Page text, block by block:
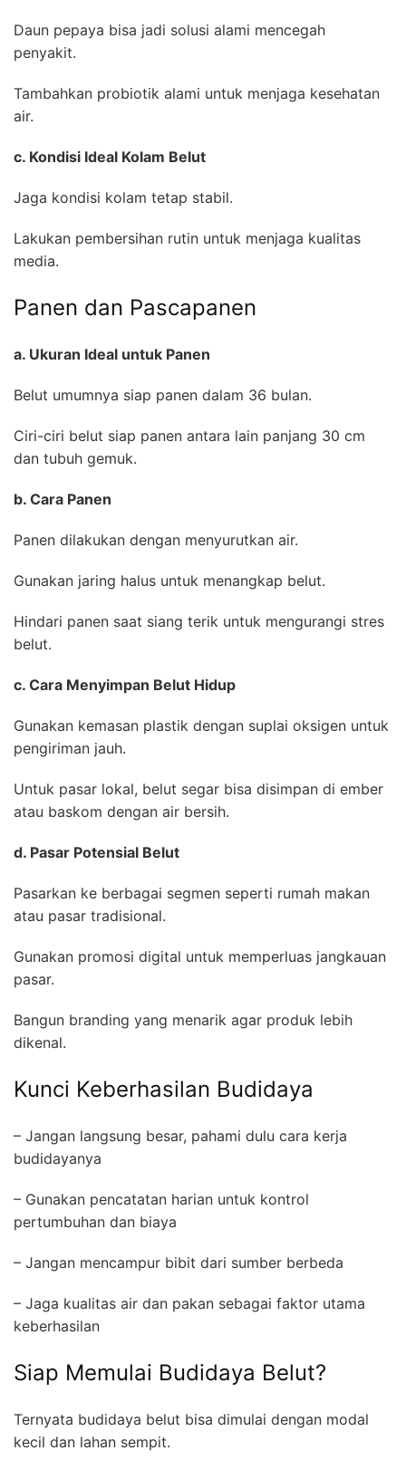
Daun pepaya bisa jadi solusi alami mencegah
penyakit.
Tambahkan probiotik alami untuk menjaga kesehatan
air.
c. Kondisi Ideal Kolam Belut
Jaga kondisi kolam tetap stabil.
Lakukan pembersihan rutin untuk menjaga kualitas
media.
Panen dan Pascapanen
a. Ukuran Ideal untuk Panen
Belut umumnya siap panen dalam 36 bulan.
Ciri-ciri belut siap panen antara lain panjang 30 cm
dan tubuh gemuk.
b. Cara Panen
Panen dilakukan dengan menyurutkan air.
Gunakan jaring halus untuk menangkap belut.
Hindari panen saat siang terik untuk mengurangi stres
belut.
c. Cara Menyimpan Belut Hidup
Gunakan kemasan plastik dengan suplai oksigen untuk
pengiriman jauh.
Untuk pasar lokal, belut segar bisa disimpan di ember
atau baskom dengan air bersih.
d. Pasar Potensial Belut
Pasarkan ke berbagai segmen seperti rumah makan
atau pasar tradisional.
Gunakan promosi digital untuk memperluas jangkauan
pasar.
Bangun branding yang menarik agar produk lebih
dikenal.
Kunci Keberhasilan Budidaya
– Jangan langsung besar, pahami dulu cara kerja
budidayanya
– Gunakan pencatatan harian untuk kontrol
pertumbuhan dan biaya
– Jangan mencampur bibit dari sumber berbeda
– Jaga kualitas air dan pakan sebagai faktor utama
keberhasilan
Siap Memulai Budidaya Belut?
Ternyata budidaya belut bisa dimulai dengan modal
kecil dan lahan sempit.